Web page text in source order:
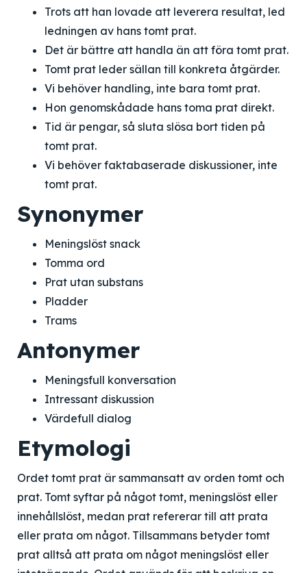
Trots att han lovade att leverera resultat, led
ledningen av hans tomt prat.
Det är bättre att handla än att föra tomt prat.
Tomt prat leder sällan till konkreta åtgärder.
Vi behöver handling, inte bara tomt prat.
Hon genomskådade hans toma prat direkt.
Tid är pengar, så sluta slösa bort tiden på
tomt prat.
Vi behöver faktabaserade diskussioner, inte
tomt prat.
Synonymer
Meningslöst snack
Tomma ord
Prat utan substans
Pladder
Trams
Antonymer
Meningsfull konversation
Intressant diskussion
Värdefull dialog
Etymologi
Ordet tomt prat är sammansatt av orden tomt och
prat. Tomt syftar på något tomt, meningslöst eller
innehållslöst, medan prat refererar till att prata
eller prata om något. Tillsammans betyder tomt
prat alltså att prata om något meningslöst eller